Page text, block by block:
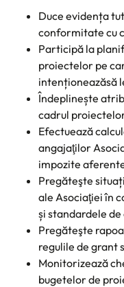
Duce evidența
conformitate cu
Participă la
proiectelor pe
intenționeazăsă
Îndeplinește
cadrul
Efectuează
angajaţilor
impozite
Pregăteşte
ale Asociaţiei în
și standardele
Pregăteşte
regulile de grant
Monitorizează
bugetelor de